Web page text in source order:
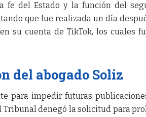
fe del Estado y la función del
que fue realizada un día
su cuenta de TikTok, los cuales
del abogado Soliz
para impedir futuras
Tribunal denegó la solicitud para